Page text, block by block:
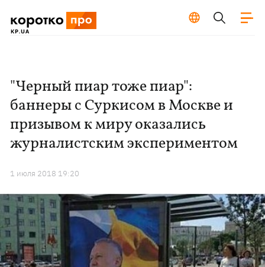
"Черный пиар тоже пиар":
баннеры с Суркисом в Москве и
призывом к миру оказались
журналистским экспериментом
1 июля 2018 19:20